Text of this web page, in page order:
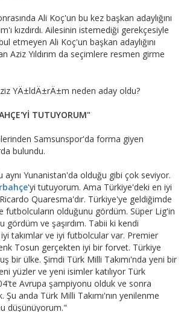
Ali Koç'un bu kez başkan adaylığını
kızdırdı. Ailesinin istemediği gerekçesiyle
etmeyen Ali Koç'un başkan adaylığını
Aziz Yıldırım da seçimlere resmen girme
TUTUYORUM"
Samsunspor'da forma giyen
bulundu.
aynı Yunanistan'da olduğu gibi çok seviyor.
'yi tutuyorum. Ama Türkiye'deki en iyi
Quaresma'dır. Türkiye'ye geldiğimde
futbolcuların olduğunu gördüm. Süper Lig'in
gördüm ve şaşırdım. Tabii ki kendi
iyi takımlar ve iyi futbolcular var. Premier
Tosun gerçekten iyi bir forvet. Türkiye
bir ülke. Şimdi Türk Milli Takımı'nda yeni bir
yüzler ve yeni isimler katılıyor Türk
Avrupa şampiyonu olduk ve sonra
Şu anda Türk Milli Takımı'nın yenilenme
düşünüyorum."